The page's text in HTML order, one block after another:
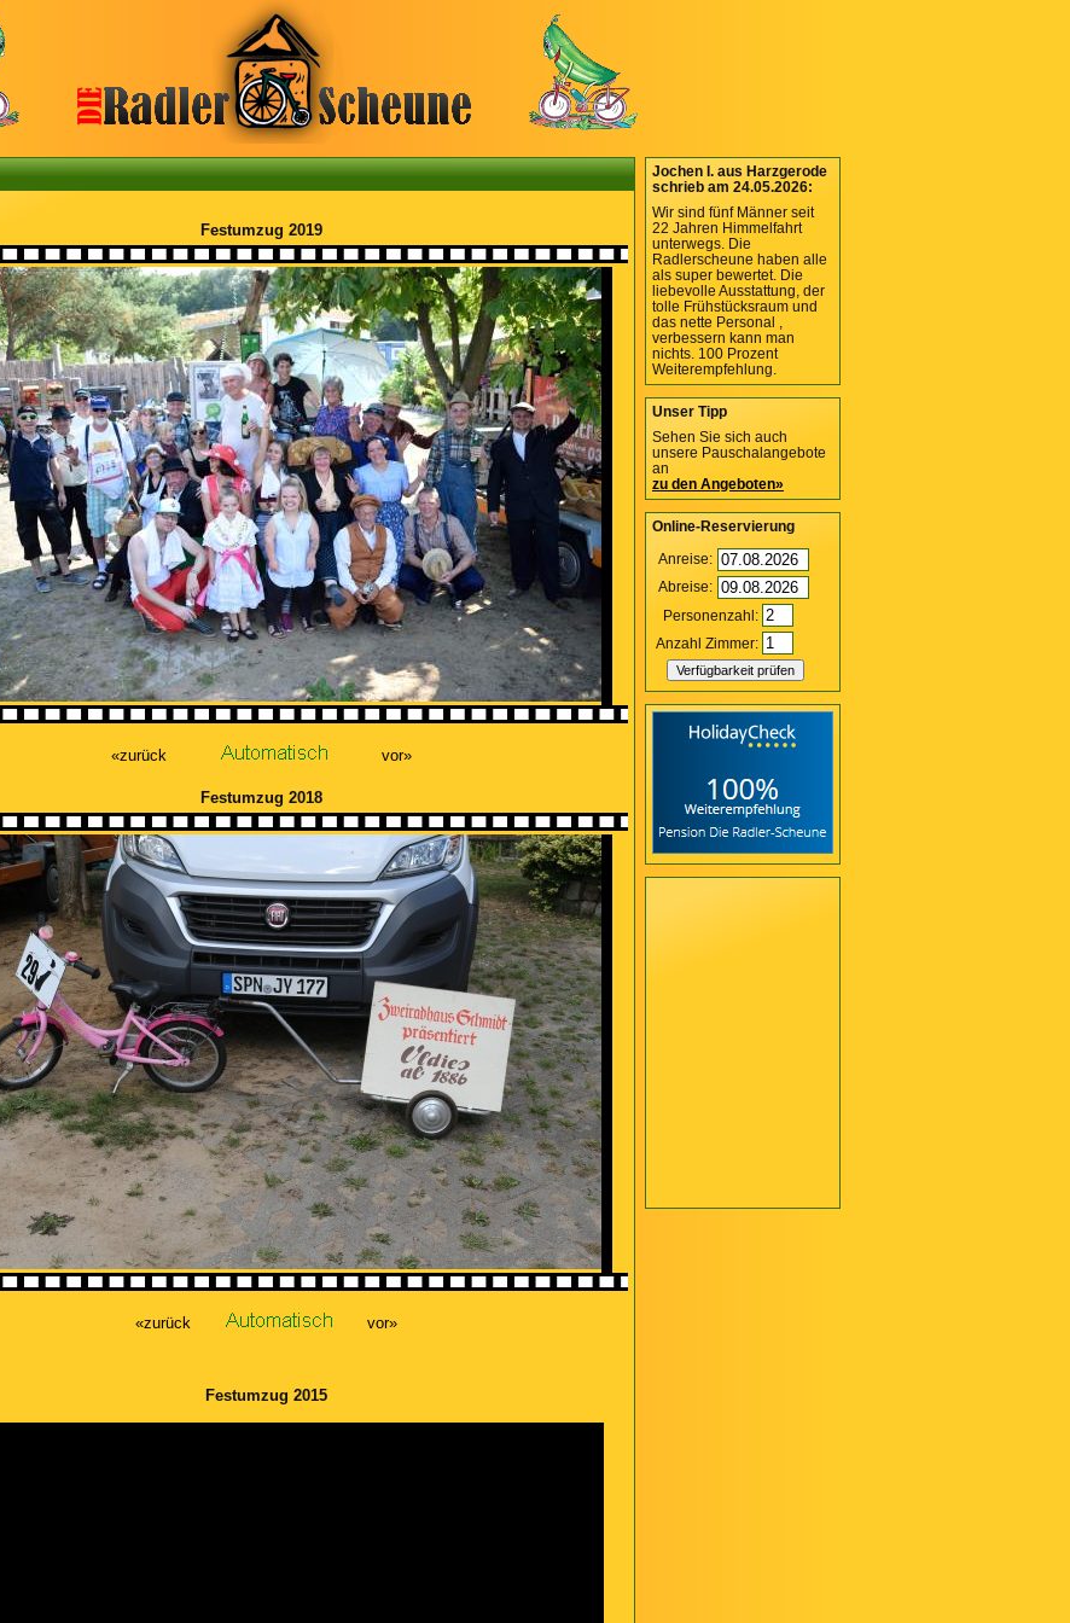
Festumzug 2019
«zurück vor»
Festumzug 2018
«zurück vor»
Festumzug 2015
Jochen I. aus Harzgerode
schrieb am 24.05.2026:
Wir sind fünf Männer seit
22 Jahren Himmelfahrt
unterwegs. Die
Radlerscheune haben alle
als super bewertet. Die
liebevolle Ausstattung, der
tolle Frühstücksraum und
das nette Personal ,
verbessern kann man
nichts. 100 Prozent
Weiterempfehlung.
Unser Tipp
Sehen Sie sich auch
unsere Pauschalangebote
an
zu den Angeboten»
Online-Reservierung
Anreise:
Abreise:
Personenzahl:
Anzahl Zimmer: